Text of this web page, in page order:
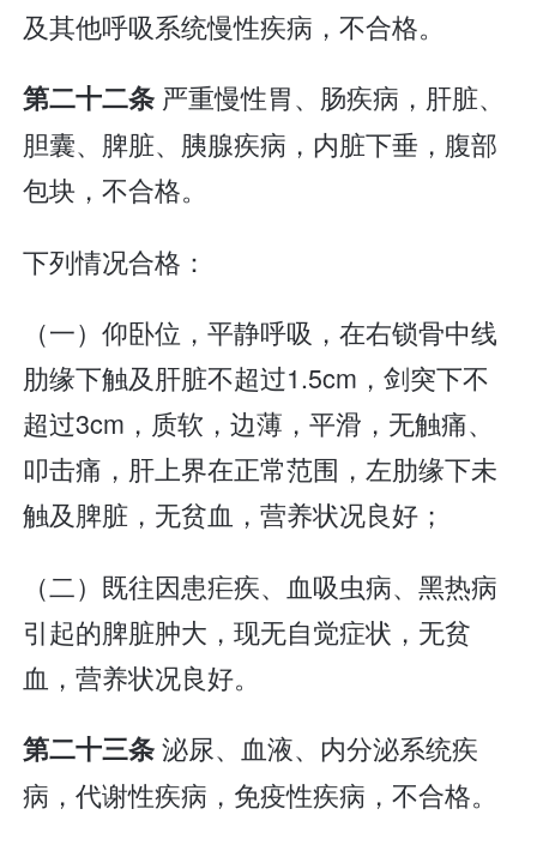
及其他呼吸系统慢性疾病，不合格。
第二十二条 严重慢性胃、肠疾病，肝脏、
胆囊、脾脏、胰腺疾病，内脏下垂，腹部
包块，不合格。
下列情况合格：
（一）仰卧位，平静呼吸，在右锁骨中线
肋缘下触及肝脏不超过1.5cm，剑突下不
超过3cm，质软，边薄，平滑，无触痛、
叩击痛，肝上界在正常范围，左肋缘下未
触及脾脏，无贫血，营养状况良好；
（二）既往因患疟疾、血吸虫病、黑热病
引起的脾脏肿大，现无自觉症状，无贫
血，营养状况良好。
第二十三条泌尿、血液、内分泌系统疾
病，代谢性疾病，免疫性疾病，不合格。